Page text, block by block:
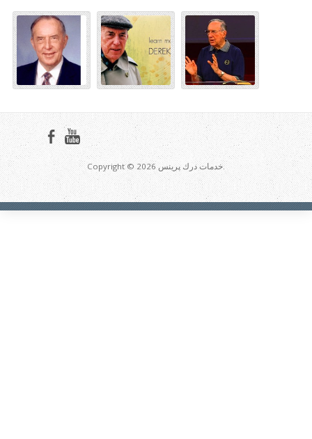
Copyright © 2026 خدمات درك پرينس.